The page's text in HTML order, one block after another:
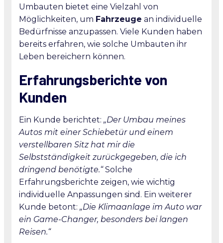
Umbauten bietet eine Vielzahl von
Möglichkeiten, um Fahrzeuge an individuelle
Bedürfnisse anzupassen. Viele Kunden haben
bereits erfahren, wie solche Umbauten ihr
Leben bereichern können.
Erfahrungsberichte von
Kunden
Ein Kunde berichtet: „Der Umbau meines
Autos mit einer Schiebetür und einem
verstellbaren Sitz hat mir die
Selbstständigkeit zurückgegeben, die ich
dringend benötigte.“Solche
Erfahrungsberichte zeigen, wie wichtig
individuelle Anpassungen sind. Ein weiterer
Kunde betont: „Die Klimaanlage im Auto war
ein Game-Changer, besonders bei langen
Reisen.“